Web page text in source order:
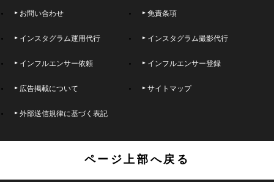
お問い合わせ 免責条項
インスタグラム運用代行 インスタグラム撮影代行
インフルエンサー依頼 インフルエンサー登録
広告掲載について サイトマップ
外部送信規律に基づく表記
ページ上部へ戻る